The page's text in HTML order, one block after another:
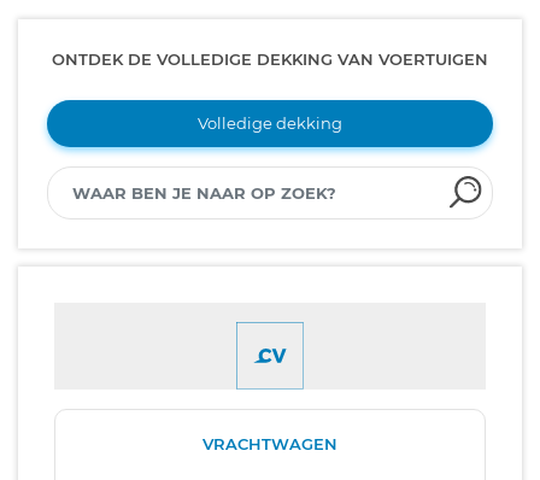
ONTDEK DE VOLLEDIGE DEKKING VAN VOERTUIGEN
Volledige dekking
VRACHTWAGEN